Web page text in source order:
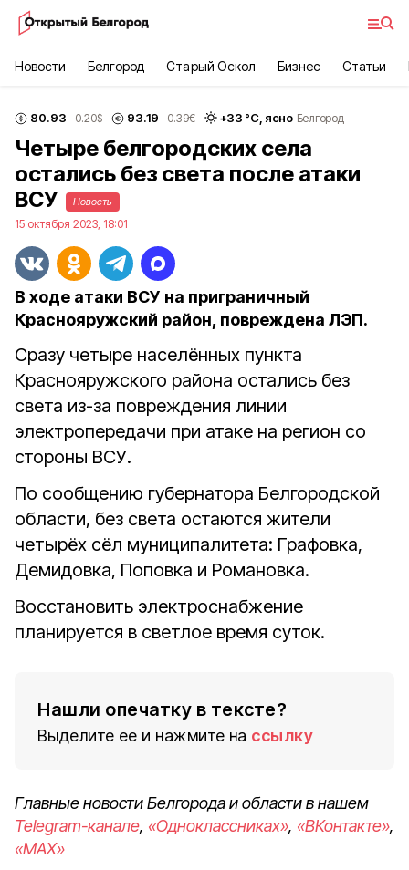
Новости Белгород Старый Оскол Бизнес Статьи
80.93 -0.20$ 93.19 -0.39€ +33 °С, ясно Белгород
Четыре белгородских села
остались без света после атаки
ВСУ
Новость
15 октября 2023, 18:01
В ходе атаки ВСУ на приграничный
Краснояружский район, повреждена ЛЭП.
Сразу четыре населённых пункта
Краснояружского района остались без
света из-за повреждения линии
электропередачи при атаке на регион со
стороны ВСУ.
По сообщению губернатора Белгородской
области, без света остаются жители
четырёх сёл муниципалитета: Графовка,
Демидовка, Поповка и Романовка.
Восстановить электроснабжение
планируется в светлое время суток.
Нашли опечатку в тексте?
Выделите ее и нажмите на ссылку
Главные новости Белгорода и области в нашем
Telegram-канале, «Одноклассниках», «ВКонтакте»,
«MAX»